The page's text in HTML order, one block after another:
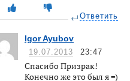
Ответить
Igor Ayubov
19.07.2013 23:47
Спасибо Призрак!
Конечно же это был я =)